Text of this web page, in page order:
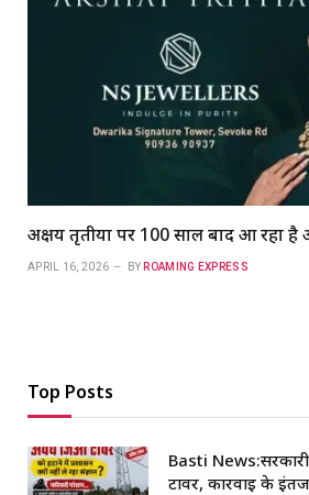
अक्षय तृतीया पर 100 साल बाद आ रहा है
APRIL 16, 2026 BY ROAMING EXPRESS
Top Posts
Basti
टावर, कार्रवाई के